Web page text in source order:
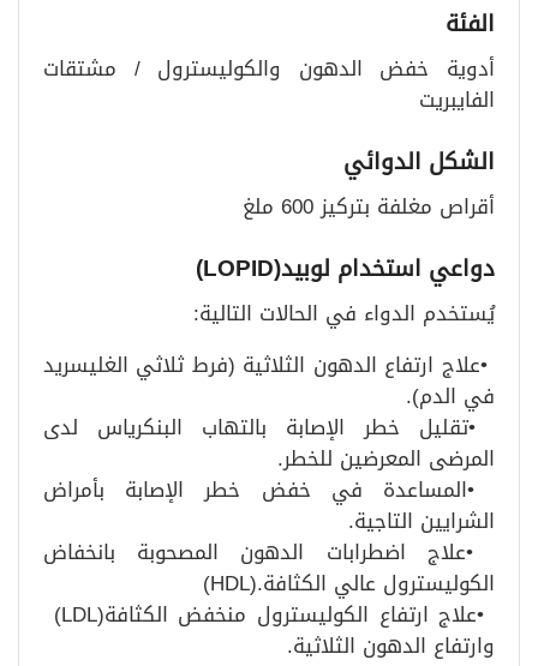
الفئة
أدوية خفض الدهون والكوليسترول / مشتقات
الفايبريت
الشكل الدوائي
أقراص مغلفة بتركيز 600 ملغ
دواعي استخدام لوبيد(LOPID)
يُستخدم الدواء في الحالات التالية:
•علاج ارتفاع الدهون الثلاثية (فرط ثلاثي الغليسريد
في الدم).
•تقليل خطر الإصابة بالتهاب البنكرياس لدى
المرضى المعرضين للخطر.
•المساعدة في خفض خطر الإصابة بأمراض
الشرايين التاجية.
•علاج اضطرابات الدهون المصحوبة بانخفاض
الكوليسترول عالي الكثافة(HDL).
•علاج ارتفاع الكوليسترول منخفض الكثافة(LDL)
وارتفاع الدهون الثلاثية.